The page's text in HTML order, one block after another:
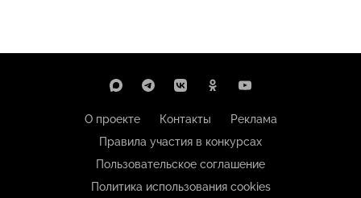
О проекте Контакты
Реклама
Правила участия в конкурсах
Пользовательское соглашение
Политика использования cookies